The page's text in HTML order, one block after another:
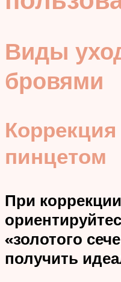
Виды
бровями
пинцетом
При
«золотого
получить